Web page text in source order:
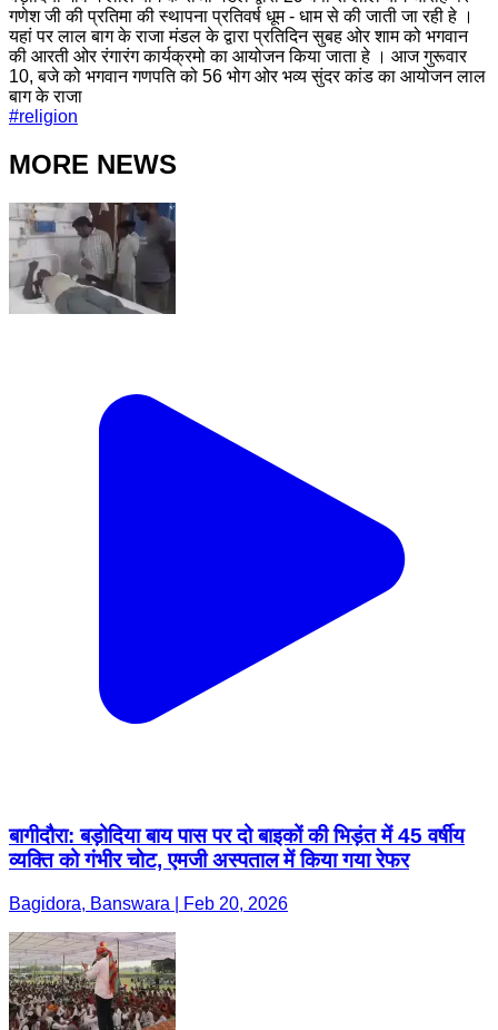
गणेश जी की प्रतिमा की स्थापना प्रतिवर्ष धूम - धाम से की जाती जा रही हे ।
यहां पर लाल बाग के राजा मंडल के द्वारा प्रतिदिन सुबह ओर शाम को भगवान
की आरती ओर रंगारंग कार्यक्रमो का आयोजन किया जाता हे । आज गुरूवार
10, बजे को भगवान गणपति को 56 भोग ओर भव्य सुंदर कांड का आयोजन लाल
बाग के राजा
#religion
MORE NEWS
बागीदौरा: बड़ोदिया बाय पास पर दो बाइकों की भिड़ंत में 45 वर्षीय
व्यक्ति को गंभीर चोट, एमजी अस्पताल में किया गया रेफर
Bagidora, Banswara | Feb 20, 2026